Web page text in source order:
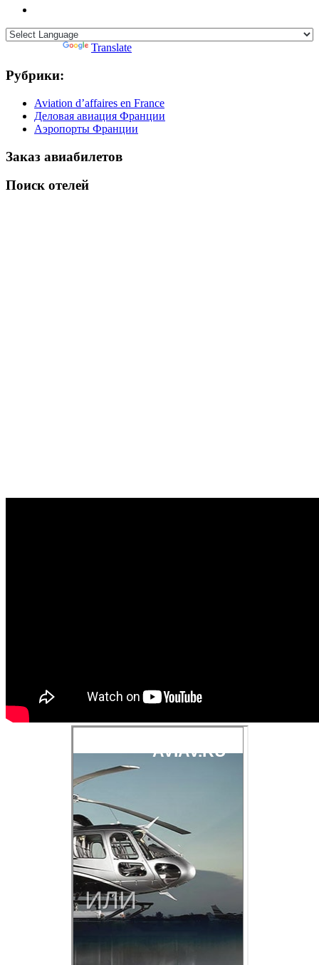
Translate
Рубрики:
Aviation d’affaires en France
Деловая авиация Франции
Аэропорты Франции
Заказ авиабилетов
Поиск отелей